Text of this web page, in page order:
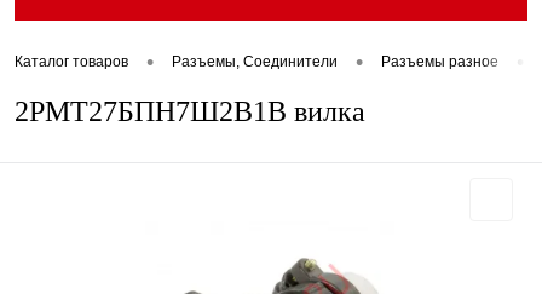
Каталог товаров • Разъемы, Соединители • Разъемы разное
2РМТ27БПН7Ш2В1В вилка